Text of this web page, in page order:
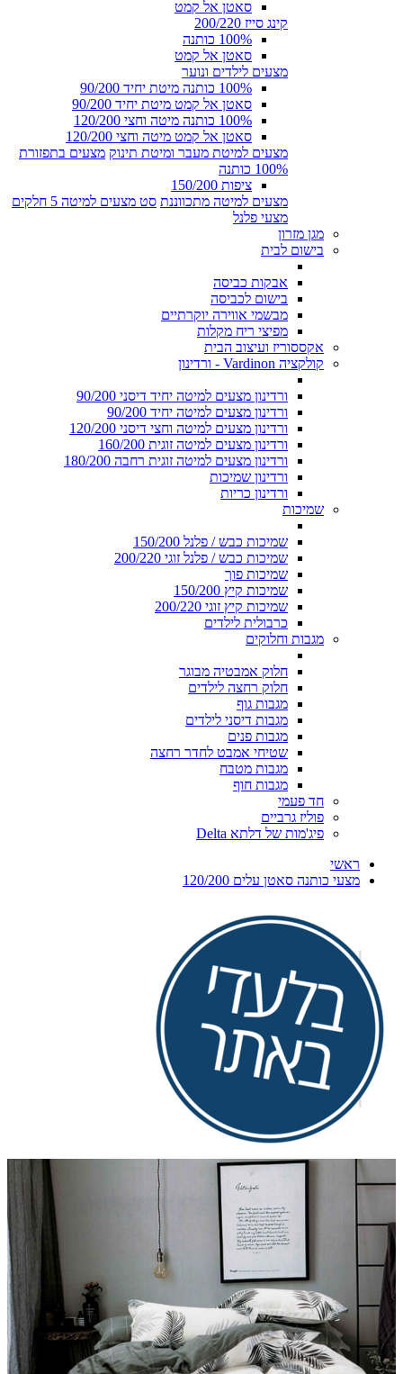
סאטן אל קמט
קינג סייז 200/220
100% כותנה
סאטן אל קמט
מצעים לילדים ונוער
100% כותנה מיטת יחיד 90/200
סאטן אל קמט מיטת יחיד 90/200
100% כותנה מיטה וחצי 120/200
סאטן אל קמט מיטה וחצי 120/200
מצעים למיטת מעבר ומיטת תינוק מצעים בתפזורת
100% כותנה
ציפות 150/200
מצעים למיטה מתכווננת סט מצעים למיטה 5 חלקים
מצעי פלנל
מגן מזרון
בישום לבית
אבקות כביסה
בישום לכביסה
מבשמי אווירה יוקרתיים
מפיצי ריח מקלות
אקססוריז ועיצוב הבית
קולקציה Vardinon - ורדינון
ורדינון מצעים למיטה יחיד דיסני 90/200
ורדינון מצעים למיטה יחיד 90/200
ורדינון מצעים למיטה וחצי דיסני 120/200
ורדינון מצעים למיטה זוגית 160/200
ורדינון מצעים למיטה זוגית רחבה 180/200
ורדינון שמיכות
ורדינון כריות
שמיכות
שמיכות כבש / פלנל 150/200
שמיכות כבש / פלנל זוגי 200/220
שמיכות פוך
שמיכות קיץ 150/200
שמיכות קיץ זוגי 200/220
כרבולית לילדים
מגבות וחלוקים
חלוק אמבטיה מבוגר
חלוק רחצה לילדים
מגבות גוף
מגבות דיסני לילדים
מגבות פנים
שטיחי אמבט לחדר רחצה
מגבות מטבח
מגבות חוף
חד פעמי
פוליז גרביים
פיג'מות של דלתא Delta
ראשי
מצעי כותנה סאטן עלים 120/200